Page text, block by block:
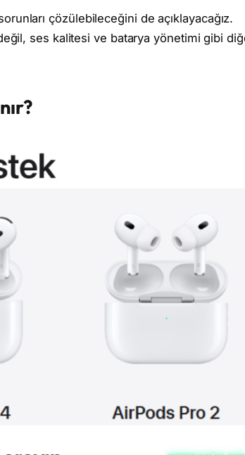
çözülebileceğini de açıklayacağız.
değil, ses kalitesi ve batarya yönetimi gibi